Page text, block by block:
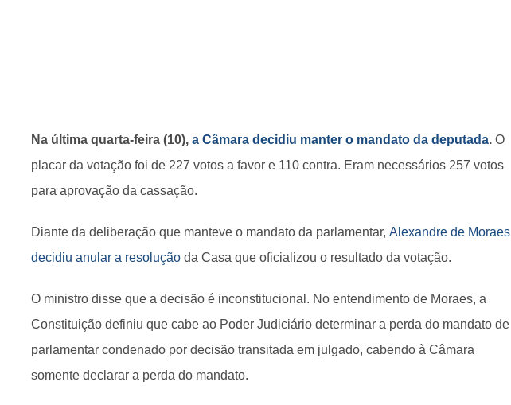
Na última quarta-feira (10), a Câmara decidiu manter o mandato da deputada. O
placar da votação foi de 227 votos a favor e 110 contra. Eram necessários 257 votos
para aprovação da cassação.
Diante da deliberação que manteve o mandato da parlamentar, Alexandre de Moraes
decidiu anular a resolução da Casa que oficializou o resultado da votação.
O ministro disse que a decisão é inconstitucional. No entendimento de Moraes, a
Constituição definiu que cabe ao Poder Judiciário determinar a perda do mandato de
parlamentar condenado por decisão transitada em julgado, cabendo à Câmara
somente declarar a perda do mandato.